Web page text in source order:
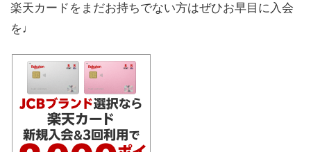
楽天カードをまだお持ちでない方はぜひお早目に入会
を♩